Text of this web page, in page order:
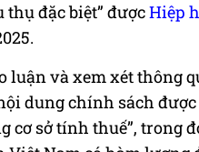
đặc biệt” đượcHiệp
luận và xem xét thông
dung chính sách
cơ sở tính thuế”, trong